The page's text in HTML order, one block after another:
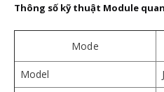
Thông số kỹ thuật Module
Mode
Model